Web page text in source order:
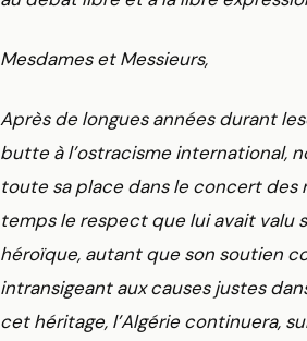
Mesdames et Messieurs,
Après de longues années durant
butte à l’ostracisme international,
toute sa place dans le concert des
temps le respect que lui avait valu
héroïque, autant que son soutien
intransigeant aux causes justes
cet héritage, l’Algérie continuera,